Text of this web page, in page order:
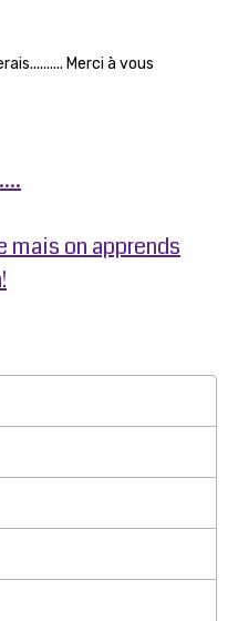
Merci à vous
mais on apprends